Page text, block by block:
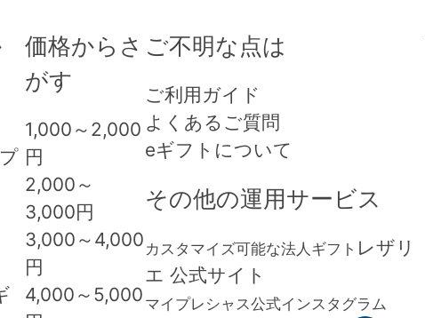
価格からさ
がす
1,000 ～ 2,000
円
2,000 ～
3,000円
3,000 ～ 4,000
円
4,000 ～ 5,000
ご不明な点は
ご利用ガイド
よくあるご質問
eギフトについて
その他の運用サービス
カスタマイズ可能な法人ギフト レザリ
エ 公式サイト
マイプレシャス公式インスタグラム